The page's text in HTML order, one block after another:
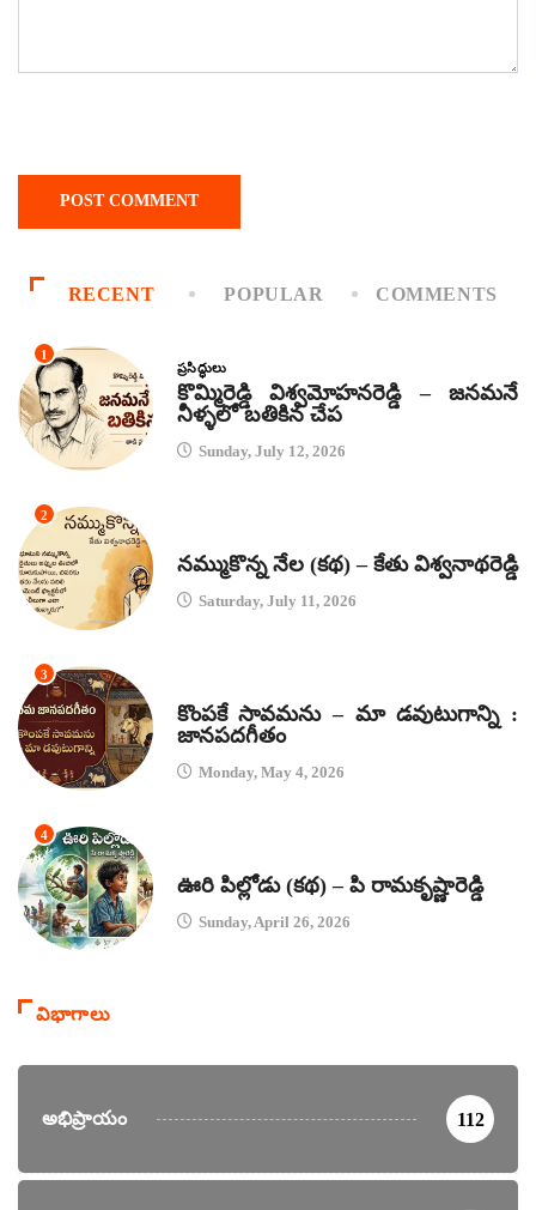
RECENT POPULAR COMMENTS
1
ప్రసిద్ధులు
కొమ్మిరెడ్డి విశ్వమోహనరెడ్డి – జనమనే
నీళ్ళలో బతికిన చేప
Sunday, July 12, 2026
2
నమ్ముకొన్న నేల (కథ) – కేతు విశ్వనాథరెడ్డి
Saturday, July 11, 2026
3
కొంపకే సావమను – మా డవుటుగాన్ని :
జానపదగీతం
Monday, May 4, 2026
4
ఊరి పిల్లోడు (కథ) – పి రామకృష్ణారెడ్డి
Sunday, April 26, 2026
విభాగాలు
అభిప్రాయం 112